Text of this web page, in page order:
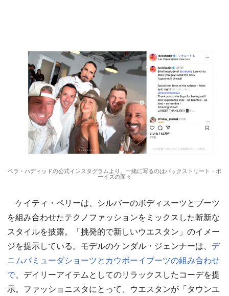
ベラ・ハディッドの公式インスタグラムより。一緒に写るのはバックストリート・ボ
ーイズの面々
ケイティ・ペリーは、シルバーのボディスーツとブーツ
を組み合わせたテクノファッションをミックスした斬新な
スタイルを披露。「挑発的で新しいウエスタン」のイメー
ジを提示している。モデルのケンダル・ジェンナーは、 デ
ニムバミューダショーツとカウボーイブーツの組み合わせ
で、デイリーアイテムとしてのリラックスしたコーデを提
示。ファッショニスタにとって、ウエスタンが「タウンユ